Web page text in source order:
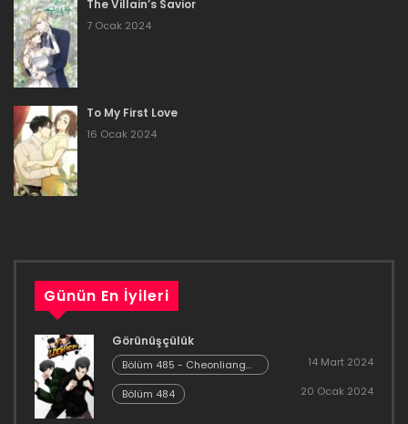
Bölüm 24
8 Ocak 2024
Bölüm 23
8 Ocak 2024
Bölüm 22
8 Ocak 2024
8 Ocak 2024
Bölüm 20
8 Ocak 2024
Bölüm 19
8 Ocak 2024
8 Ocak 2024
Bölüm 24
8 Ocak 2024
Bölüm 23
8 Ocak 2024
Bölüm 21
8 Ocak 2024
Bölüm 20
8 Ocak 2024
The Villain’s Savior
7 Ocak 2024
To My First Love
16 Ocak 2024
Günün En İyileri
Görünüşçülük
Bölüm 485 - Cheonliang
[04]
14 Mart 2024
Bölüm 484 20 Ocak 2024